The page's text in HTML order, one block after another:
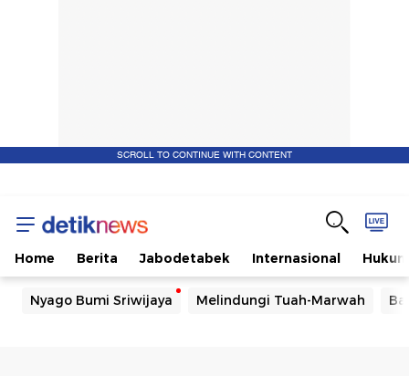
SCROLL TO CONTINUE WITH CONTENT
Home Berita Jabodetabek Internasional Hukum
Nyago Bumi Sriwijaya Melindungi Tuah-Marwah